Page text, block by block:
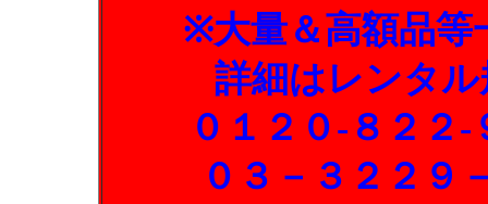
※大量＆高額品等
詳細はレンタ
０１２０-８２２
０３－３２２９